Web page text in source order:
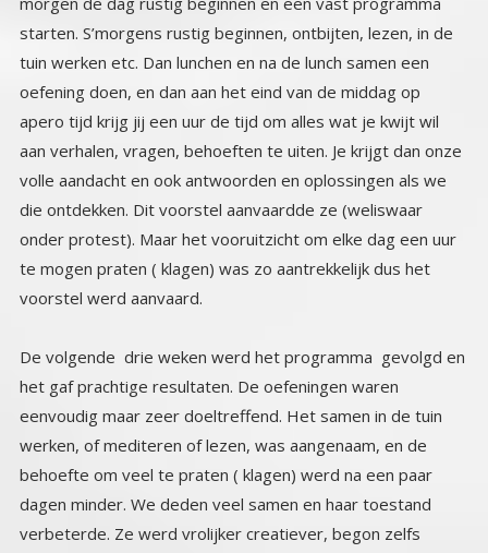
voorstel werd aanvaard.
De volgende drie weken werd het programma gevolgd en
het gaf prachtige resultaten. De oefeningen waren
eenvoudig maar zeer doeltreffend. Het samen in de tuin
werken, of mediteren of lezen, was aangenaam, en de
behoefte om veel te praten ( klagen) werd na een paar
dagen minder. We deden veel samen en haar toestand
verbeterde. Ze werd vrolijker creatiever, begon zelfs
schilderijen te maken. Maar na een aantal dagen kwam het
slachtoffer in haar natuurlijk aandacht te kort. Want het
klagen werd niet gevoed. Dus op een bepaald moment
kwam het ‘slachtoffer’ of zoals Eckhart Tolle het noemt ‘het
pijnlichaam’ plots geheel onverwacht en met een geweldige
dramatiek tevoorschijn. En er was niet mee te praten. Het
was één stroom, zelfmedelijden, klagen en ze was niet tot
rede te brengen. Wat dat deed met ons, op den duur
werden we boos. Het was allemaal zo onredelijk en
onzinnig wat er te berde werd gebracht en elk
tegenargument werd van tafel geveegd. Het was een
slopende ervaring. Tot ik het inzicht kreeg dat dit haar
pijnlichaam was, wat ‘voeding’ nodig had. En pijnlichamen
voeden zich met drama. Ik brak het gejammer op een
autoritaire wijze af. En dwong haar tot stilte en luisteren, en
ik las haar het hele hoofdstuk voor van het pijnlichaam. Het
kalmeerde haar, ze kon niet ontkennen dat dit met haar aan
de hand was, en ik liet haar nadat ze wat was bekomen van
het door haar gecreëerde drama het hoofdstuk zelf lezen.
De duidelijkheid die dit schiep, hielp ons de rest van de drie
weken om op dit soort momenten, op een heldere
waarnemende manier te reageren en niet mee of in te gaan